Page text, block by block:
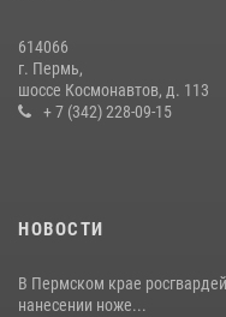
В Пермском крае
вакансий
614066
г. Пермь,
шоссе Космонавтов, д. 113
+ 7 (342) 228-09-15
НОВОСТИ
В Пермском крае
нанесении ноже...